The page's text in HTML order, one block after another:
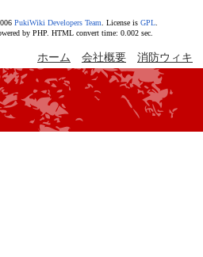
PukiWiki Developers Team . License is GPL
by PHP. HTML convert time: 0.002 sec.
ホーム 会社概要 消防ウィキ